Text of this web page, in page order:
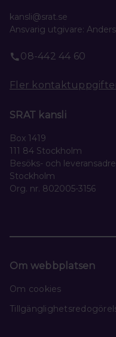
kansli@srat.se
Ansvarig utgivare:
08-442 44 60
Fler
SRAT kansli
Box 1419
111 84 Stockholm
Besöks- och
Stockholm
Org. nr. 802005-3156
Om webbplatsen
Om cookies